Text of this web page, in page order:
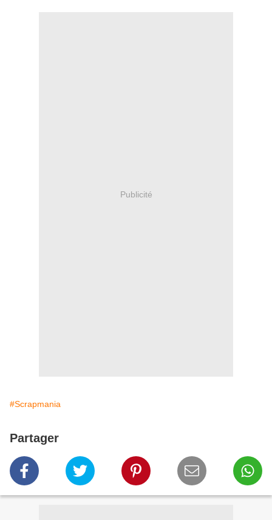
Publicité
#Scrapmania
Partager